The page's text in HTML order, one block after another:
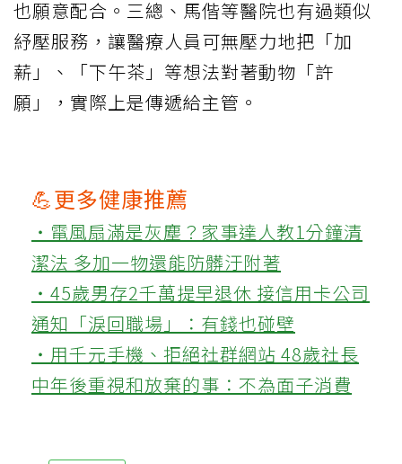
也願意配合。三總、馬偕等醫院也有過類似
紓壓服務，讓醫療人員可無壓力地把「加
薪」、「下午茶」等想法對著動物「許
願」，實際上是傳遞給主管。
💪更多健康推薦
‧電風扇滿是灰塵？家事達人教1分鐘清
潔法 多加一物還能防髒汙附著
‧45歲男存2千萬提早退休 接信用卡公司
通知「淚回職場」：有錢也碰壁
‧用千元手機、拒絕社群網站 48歲社長
中年後重視和放棄的事：不為面子消費